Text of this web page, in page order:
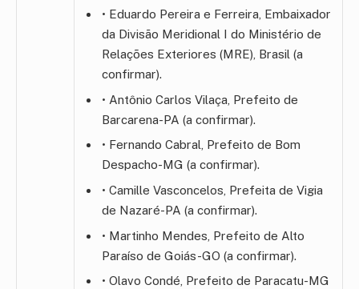
• Eduardo Pereira e Ferreira, Embaixador
da Divisão Meridional I do Ministério de
Relações Exteriores (MRE), Brasil (a
confirmar).
• Antônio Carlos Vilaça, Prefeito de
Barcarena-PA (a confirmar).
• Fernando Cabral, Prefeito de Bom
Despacho-MG (a confirmar).
• Camille Vasconcelos, Prefeita de Vigia
de Nazaré-PA (a confirmar).
• Martinho Mendes, Prefeito de Alto
Paraíso de Goiás-GO (a confirmar).
• Olavo Condé, Prefeito de Paracatu-MG